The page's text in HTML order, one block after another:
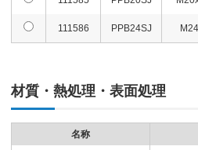
111586 PPB24SJ
材質・熱処理・表面処理
名称